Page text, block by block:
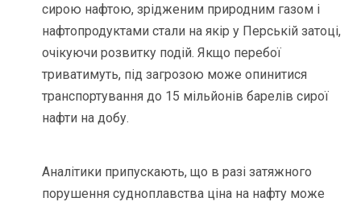
сирою нафтою, зрідженим природним газом і
нафтопродуктами стали на якір у Перській затоці,
очікуючи розвитку подій. Якщо перебої
триватимуть, під загрозою може опинитися
транспортування до 15 мільйонів барелів сирої
нафти на добу.
Аналітики припускають, що в разі затяжного
порушення судноплавства ціна на нафту може